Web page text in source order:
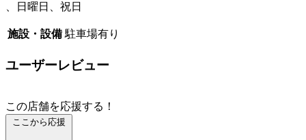
、日曜日、祝日
施設・設備 駐車場有り
ユーザーレビュー
この店舗を応援する！
ここから応援